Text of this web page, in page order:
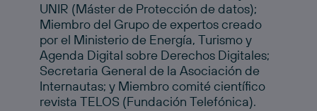
UNIR (Máster de Protección de datos);
Miembro del Grupo de expertos creado
por el Ministerio de Energía, Turismo y
Agenda Digital sobre Derechos Digitales;
Secretaria General de la Asociación de
Internautas; y Miembro comité científico
revista TELOS (Fundación Telefónica).